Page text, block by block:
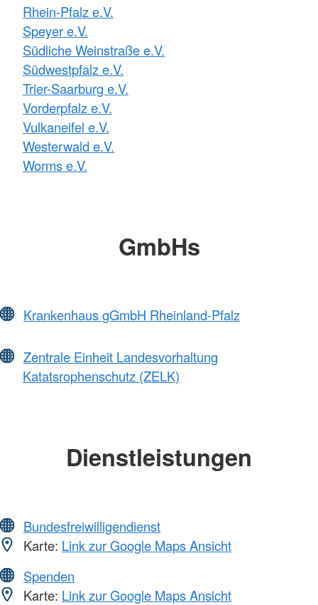
Rhein-Pfalz e.V.
Speyer e.V.
Südliche Weinstraße e.V.
Südwestpfalz e.V.
Trier-Saarburg e.V.
Vorderpfalz e.V.
Vulkaneifel e.V.
Westerwald e.V.
Worms e.V.
GmbHs
Krankenhaus gGmbH Rheinland-Pfalz
Zentrale Einheit Landesvorhaltung
Katatsrophenschutz (ZELK)
Dienstleistungen
Bundesfreiwilligendienst
Karte: Link zur Google Maps Ansicht
Spenden
Karte: Link zur Google Maps Ansicht